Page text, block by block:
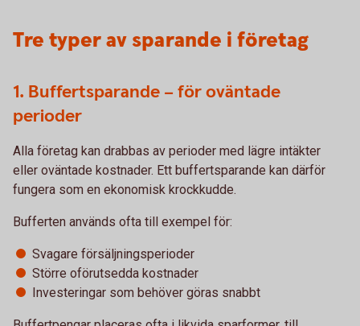
Tre typer av sparande i företag
1. Buffertsparande – för oväntade
perioder
Alla företag kan drabbas av perioder med lägre intäkter
eller oväntade kostnader. Ett buffertsparande kan därför
fungera som en ekonomisk krockkudde.
Bufferten används ofta till exempel för:
Svagare försäljningsperioder
Större oförutsedda kostnader
Investeringar som behöver göras snabbt